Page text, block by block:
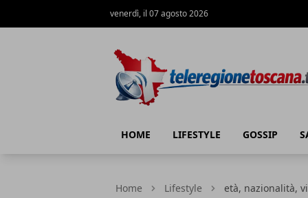
venerdì, il 07 agosto 2026
HOME LIFESTYLE GOSSIP
Home Lifestyle età, nazionalità,